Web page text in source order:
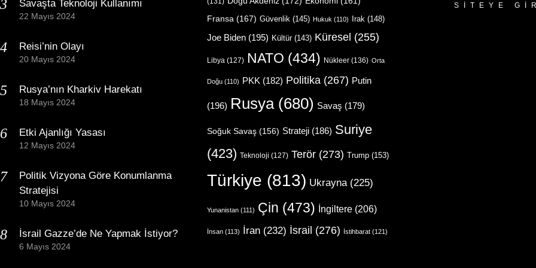
Savaşta Teknoloji Kullanımı
22 Mayıs 2024
Reisi’nin Olayı
20 Mayıs 2024
Rusya’nın Kharkiv Harekatı
18 Mayıs 2024
Etki Ajanlığı Yasası
12 Mayıs 2024
Politik Vizyona Göre Konumlanma
Stratejisi
10 Mayıs 2024
İsrail Gazze’de Ne Yapmak İstiyor?
6 Mayıs 2024
Fransa (167) Güvenlik (145) Hukuk (110) Irak (148)
Joe Biden (195) Kültür(143) Küresel (255)
Libya (127) NATO (434) Nükleer (136) Orta
Doğu (110) PKK (182) Politika (267) Putin
(196) Rusya(680) Savaş (179)
Soğuk Savaş (156) Strateji (186) Suriye
(423) Teknoloji (127) Terör (273) Trump (153)
Türkiye (813) Ukrayna(225)
Yunanistan (111) Çin (473) İngiltere (206)
İnsan (113) İran (232) İsrail (276) İstihbarat (121)
SITEYE